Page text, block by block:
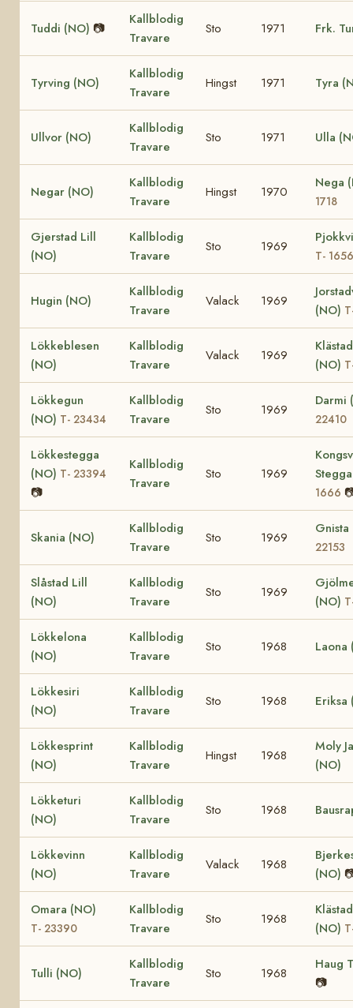
Tuddi (NO) 📷
Kallblodig
Travare
Sto 1971 Frk.
Tyrving (NO)
Kallblodig
Travare
Hingst 1971 Tyra
Ullvor (NO)
Kallblodig
Travare
Sto 1971 Ulla
Negar (NO)
Kallblodig
Travare
Hingst 1970
Nega
1718
Gjerstad Lill
(NO)
Kallblodig
Travare
Sto 1969
T- 1656
Hugin (NO)
Kallblodig
Travare
Valack 1969
(NO)
Lökkeblesen
(NO)
Kallblodig
Travare
Valack 1969
(NO)
Lökkegun
(NO) T- 23434
Kallblodig
Travare
Sto 1969
Darmi
22410
Lökkestegga
(NO) T- 23394
📷
Kallblodig
Travare
Sto 1969
1666
Skania (NO)
Kallblodig
Travare
Sto 1969
22153
Slåstad Lill
(NO)
Kallblodig
Travare
Sto 1969
(NO)
Lökkelona
(NO)
Kallblodig
Travare
Sto 1968 Laona
Lökkesiri
(NO)
Kallblodig
Travare
Sto 1968 Eriksa
Lökkesprint
(NO)
Kallblodig
Travare
Hingst 1968
Moly
(NO)
Lökketuri
(NO)
Kallblodig
Travare
Sto 1968
Lökkevinn
(NO)
Kallblodig
Travare
Valack 1968
(NO)
Omara (NO)
T- 23390
Kallblodig
Travare
Sto 1968
(NO)
Tulli (NO)
Kallblodig
Travare
Sto 1968
Haug
📷